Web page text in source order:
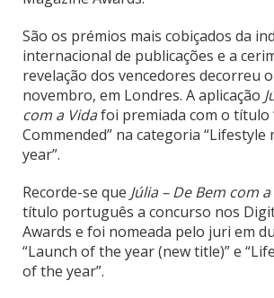
São os prémios mais cobiçados da
internacional de publicações e a
revelação dos vencedores decorreu
novembro, em Londres. A aplicação
com a Vidafoi premiada com o título
Commended” na categoria
year”.
Recorde-se que Júlia – De Bem com
título português a concurso nos
Awards e foi nomeada pelo juri em
“Launch of the year (new title)” e
of the year”.